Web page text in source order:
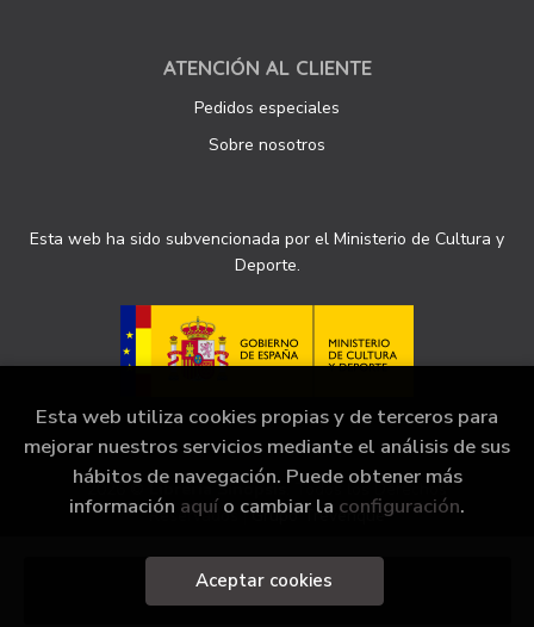
Añadir a mi cesta
ATENCIÓN AL CLIENTE
Pedidos especiales
Sobre nosotros
Esta web ha sido subvencionada por el Ministerio de Cultura y
Deporte.
2026 ©Librería Sinopsis . Todos los Derechos
Reservados |Grupo Trevenque
Esta web utiliza cookies propias y de terceros para
mejorar nuestros servicios mediante el análisis de sus
hábitos de navegación. Puede obtener más
información aquí o cambiar la configuración.
Aceptar cookies